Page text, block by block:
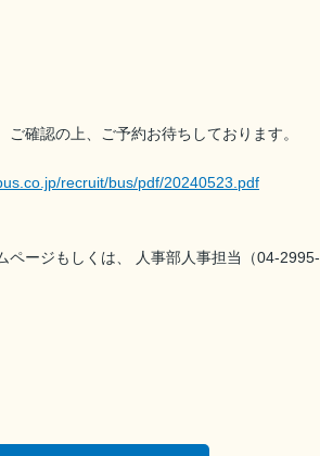
確認の上、ご予約お待ちしております。
recruit/bus/pdf/20240523.pdf
ージもしくは、 人事部人事担当（04-